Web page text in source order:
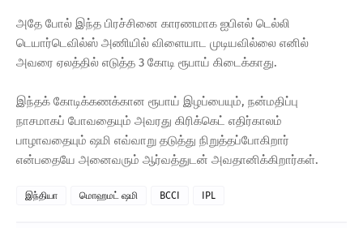
அதே போல் இந்த பிரச்சினை காரணமாக ஐபிஎல் டெல்லி
டெயார்டெவில்ஸ் அணியில் விளையாட முடியவில்லை எனில்
அவரை ஏலத்தில் எடுத்த 3 கோடி ரூபாய் கிடைக்காது.
இந்தக் கோடிக்கணக்கான ரூபாய் இழப்பையும், நன்மதிப்பு
நாசமாகப் போவதையும் அவரது கிரிக்கெட் எதிர்காலம்
பாழாவதையும் ஷமி எவ்வாறு தடுத்து நிறுத்தப்போகிறார்
என்பதையே அனைவரும் ஆர்வத்துடன் அவதானிக்கிறார்கள்.
இந்தியா மொஹமட் ஷமி BCCI IPL